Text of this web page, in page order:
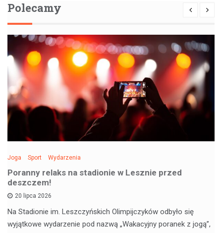
Polecamy
Joga Sport Wydarzenia
Poranny relaks na stadionie w Lesznie przed
deszczem!
20 lipca 2026
Na Stadionie im. Leszczyńskich Olimpijczyków odbyło się
wyjątkowe wydarzenie pod nazwą „Wakacyjny poranek z jogą”,